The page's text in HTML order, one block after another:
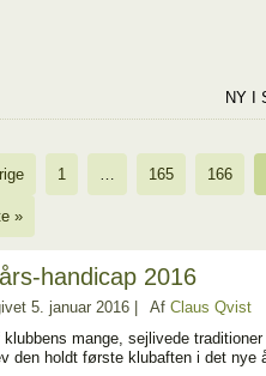
NY I
1 … 165 166
»
handicap 2016
5. januar 2016 Af Claus Qvist
klubbens mange, sejlivede
den holdt første klubaften i det nye